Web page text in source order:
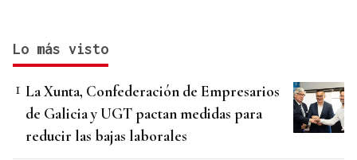
Lo más visto
La Xunta, Confederación de Empresarios
de Galicia y UGT pactan medidas para
reducir las bajas laborales